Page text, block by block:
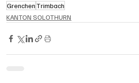
Grenchen Trimbach
KANTON SOLOTHURN